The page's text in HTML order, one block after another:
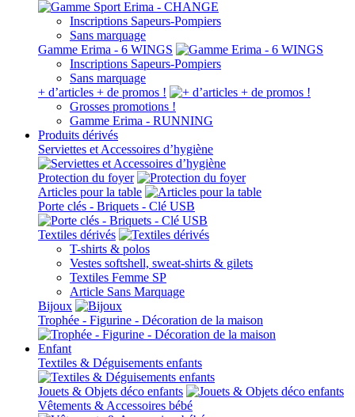
Inscriptions Sapeurs-Pompiers
Sans marquage
Gamme Erima - 6 WINGS
Inscriptions Sapeurs-Pompiers
Sans marquage
+ d’articles + de promos !
Grosses promotions !
Gamme Erima - RUNNING
Produits dérivés
Serviettes et Accessoires d’hygiène
Protection du foyer
Articles pour la table
Porte clés - Briquets - Clé USB
Textiles dérivés
T-shirts & polos
Vestes softshell, sweat-shirts & gilets
Textiles Femme SP
Article Sans Marquage
Bijoux
Trophée - Figurine - Décoration de la maison
Enfant
Textiles & Déguisements enfants
Jouets & Objets déco enfants
Vêtements & Accessoires bébé